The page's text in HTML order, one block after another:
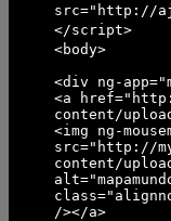
src="http://
</script>
<body>
<div ng-
<a
content/
<img ng-
src="http://
content/
/></a>